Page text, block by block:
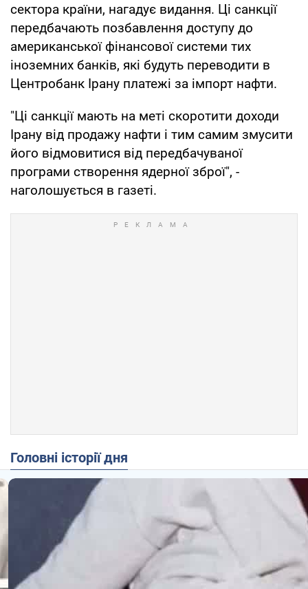
сектора країни, нагадує видання. Ці санкції
передбачають позбавлення доступу до
американської фінансової системи тих
іноземних банків, які будуть переводити в
Центробанк Ірану платежі за імпорт нафти.
"Ці санкції мають на меті скоротити доходи
Ірану від продажу нафти і тим самим змусити
його відмовитися від передбачуваної
програми створення ядерної зброї", -
наголошується в газеті.
Головні історії дня